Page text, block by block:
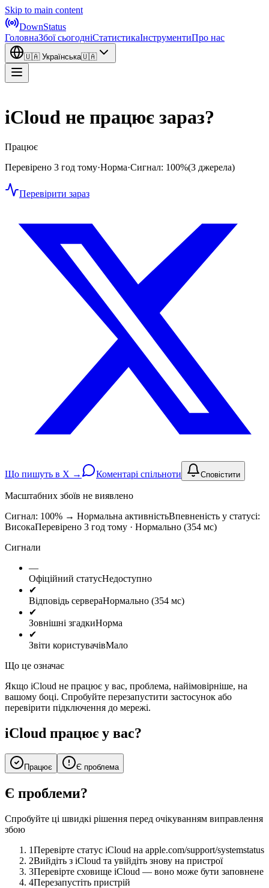
Skip to main content
DownStatus
ГоловнаЗбої сьогодніСтатистикаІнструментиПро нас
🇺🇦 Українська🇺🇦
iCloud не працює зараз?
Працює
Перевірено 3 год тому·Норма·Сигнал: 100%(3 джерела)
Перевірити зараз
Що пишуть в X → Коментарі спільноти Сповістити
Масштабних збоїв не виявлено
Сигнал: 100% → Нормальна активністьВпевненість у статусі:
ВисокаПеревірено 3 год тому · Нормально (354 мс)
Сигнали
—
Офіційний статусНедоступно
✔
Відповідь сервераНормально (354 мс)
✔
Зовнішні згадкиНорма
✔
Звіти користувачівМало
Що це означає
Якщо iCloud не працює у вас, проблема, найімовірніше, на
вашому боці. Спробуйте перезапустити застосунок або
перевірити підключення до мережі.
iCloud працює у вас?
Працює Є проблема
Є проблеми?
Спробуйте ці швидкі рішення перед очікуванням виправлення
збою
1Перевірте статус iCloud на apple.com/support/systemstatus
2Вийдіть з iCloud та увійдіть знову на пристрої
3Перевірте сховище iCloud — воно може бути заповнене
4Перезапустіть пристрій